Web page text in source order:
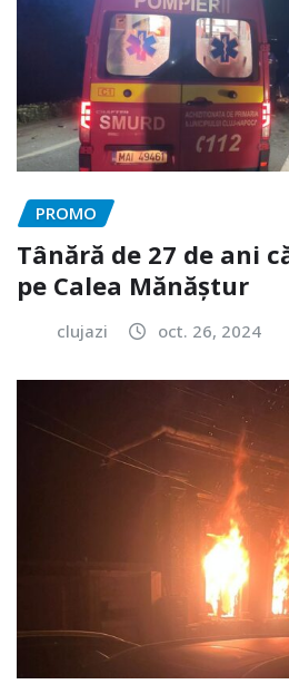
PROMO
Tânără de 27 de ani
pe Calea Mănăștur
clujazi oct. 26, 2024